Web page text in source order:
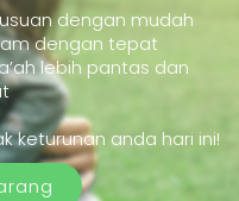
dengan mudah
dengan tepat
lebih pantas dan
keturunan anda hari ini!